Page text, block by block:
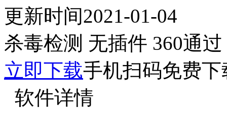
更新时间2021-01-04
杀毒检测 无插件 360通过
立即下载手机扫码免费下
软件详情